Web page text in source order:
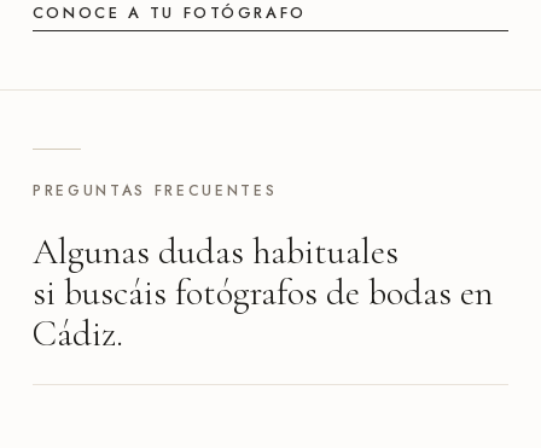
CONOCE A TU FOTÓGRAFO
PREGUNTAS FRECUENTES
Algunas dudas habituales
si buscáis fotógrafos de bodas en
Cádiz.